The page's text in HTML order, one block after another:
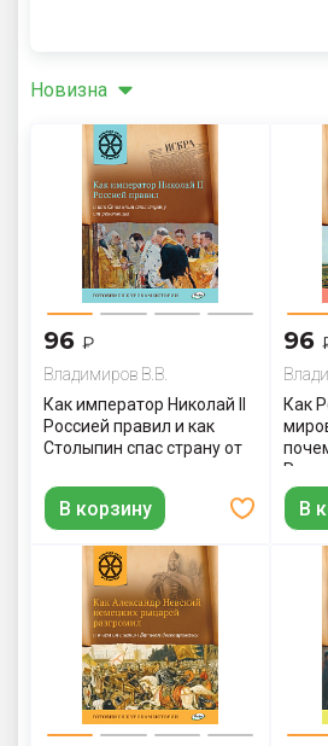
Новизна
96 ₽
Владимиров В.В.
Как император Николай II
Россией правил и как
Столыпин спас страну от
В корзину
96
Как
В